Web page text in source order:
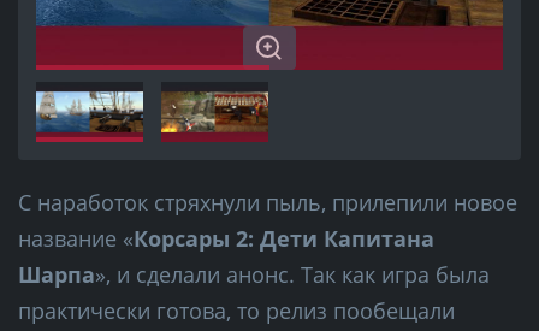
С наработок стряхнули пыль, прилепили новое
название «Корсары 2: Дети Капитана
Шарпа», и сделали анонс. Так как игра была
практически готова, то релиз пообещали